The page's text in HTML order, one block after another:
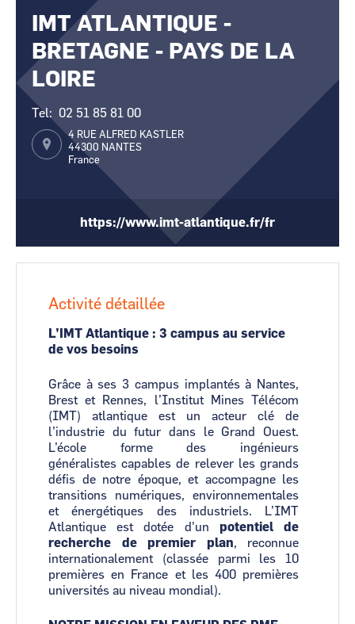
CCI Business
Occitanie
CCI Business
Pays de la Loire
CCI Business
Occitanie
CCI Business
IMT ATLANTIQUE -
BRETAGNE - PAYS DE LA
LOIRE
Tel 02 51 85 81 00
4 RUE ALFRED KASTLER
44300 NANTES
France
https://www.imt-atlantique.fr/fr
Activité détaillée
L’IMT Atlantique : 3 campus au service
de vos besoins
Grâce à ses 3 campus implantés à Nantes,
Brest et Rennes, l’Institut Mines Télécom
(IMT) atlantique est un acteur clé de
l’industrie du futur dans le Grand Ouest.
L’école forme des ingénieurs
généralistes capables de relever les grands
défis de notre époque, et accompagne les
transitions numériques, environnementales
et énergétiques des industriels. L’IMT
Atlantique est dotée d'un potentiel de
recherche de premier plan, reconnue
internationalement (classée parmi les 10
premières en France et les 400 premières
universités au niveau mondial).